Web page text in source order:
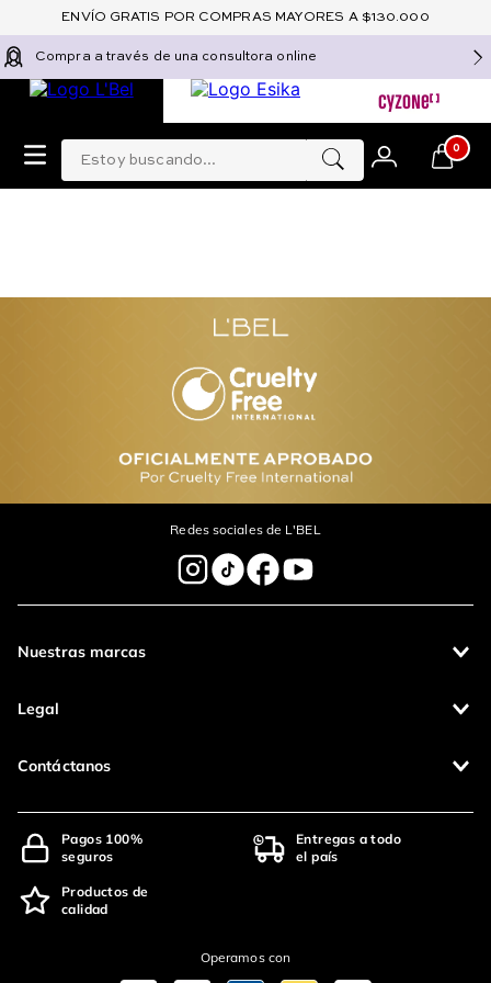
Compra a través de una consultora online
Estoy buscando... 0
ENVÍO GRATIS POR COMPRAS MAYORES A $130.000
Redes sociales de L'BEL
Nuestras marcas
Legal
Contáctanos
Pagos 100%
seguros
Entregas a todo
el país
Productos de
calidad
Operamos con